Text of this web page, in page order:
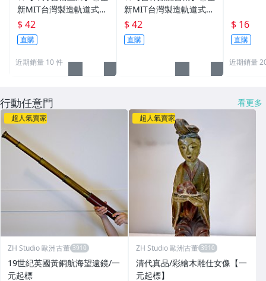
新MIT台灣製造軌道式掛
勾/掛鉤/掛鈎/掛圖器/掛
畫器專賣店(T型150公分)
gold246
$ 42
直購
近期銷量 10 件
新MIT台灣製造軌道式掛
勾/掛鉤/掛鈎/掛圖器/掛
畫器專賣店(T型150公分)
ylc1312
$ 42
直購
$ 16
直購
近期銷量
行動任意門 看更多
超人氣賣家
ZH Studio 歐洲古董
19世紀英國黃銅航海望遠鏡/一
元起標
超人氣賣家
ZH Studio 歐洲古董
清代真品/彩繪木雕仕女像【一
元起標】